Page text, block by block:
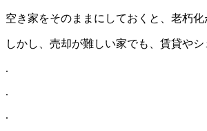
空き家をそのままにしておくと、老朽
しかし、売却が難しい家でも、賃貸や
.
.
.